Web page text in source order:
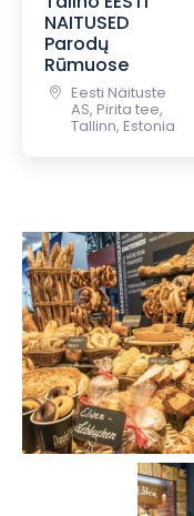
NAITUSED
Parodų
Rūmuose
Eesti Näituste
AS, Pirita tee,
Tallinn, Estonia